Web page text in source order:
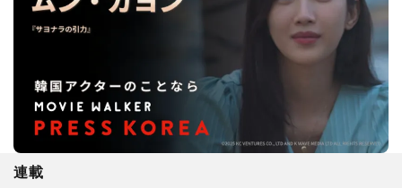
連載